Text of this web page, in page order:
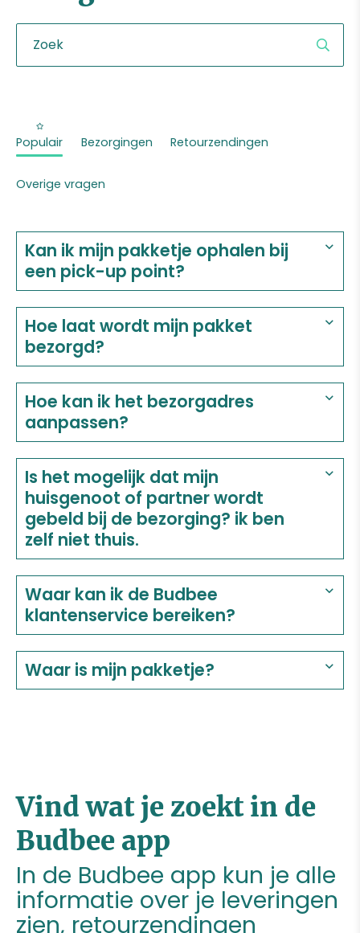
Populair Bezorgingen Retourzendingen
Overige vragen
Kan ik mijn pakketje ophalen bij
een pick-up point?
Hoe laat wordt mijn pakket
bezorgd?
Hoe kan ik het bezorgadres
aanpassen?
Is het mogelijk dat mijn
huisgenoot of partner wordt
gebeld bij de bezorging? ik ben
zelf niet thuis.
Waar kan ik de Budbee
klantenservice bereiken?
Waar is mijn pakketje?
Vind wat je zoekt in de
Budbee app
In de Budbee app kun je alle
informatie over je leveringen
zien, retourzendingen